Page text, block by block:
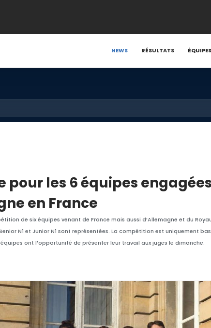
NEWS RÉSULTATS ÉQUIPES
pour les 6 équipes
en France
de six équipes venant de France mais aussi d’Allemagne et du
N1 et Junior N1 sont représentées. La compétition est uniquement
ont l’opportunité de présenter leur travail aux juges le dimanche.